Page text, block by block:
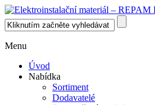
Menu
Úvod
Nabídka
Sortiment
Dodavatelé